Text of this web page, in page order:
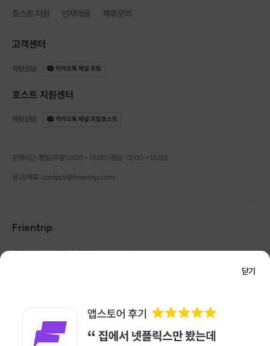
닫기
호스트 지원 인재채용 제휴문의
고객센터
채팅상담: 카카오톡 채널 프립
호스트 지원센터
채팅상담: 카카오톡 채널 프립호스트
운영시간: 평일/주말 10:00 - 17:00 (점심 : 12:00 - 13:00)
광고/제휴: contact@frientrip.com
Frientrip
㈜프렌트립 | 사업자 등록번호 : 261-81-04385
대해 ㈜프렌트립은 일체의 책임을 지지 않습니다.
NICEPAY 안전거래 서비스 : 고객님의 안전거래를 위해 현금 결제 시, 저희 사이트에서 가입한
구매안전 서비스를 이용할 수 있습니다.가입 확인